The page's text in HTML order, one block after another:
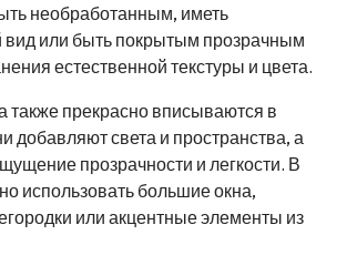
необработанным, иметь
или быть покрытым прозрачным
естественной текстуры и цвета.
также прекрасно вписываются в
добавляют света и пространства, а
прозрачности и легкости. В
использовать большие окна,
или акцентные элементы из